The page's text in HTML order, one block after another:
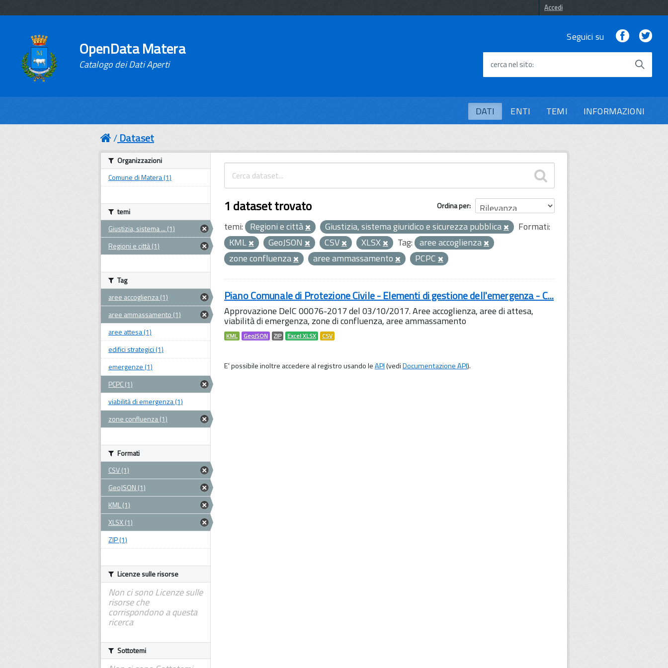
Accedi
OpenData Matera
Catalogo dei Dati Aperti
Seguici su Facebook
cerca nel sito
DATI ENTI TEMI INFORMAZIONI
Dataset
Ordina per
1 dataset trovato
temi: Regioni e città Giustizia, sistema giuridico e sicurezza pubblica
Formati:
KML
GeoJSON CSV XLSX Tag: aree accoglienza
zone confluenza
aree ammassamento PCPC
Piano Comunale di Protezione Civile - Elementi di gestione dell'emergenza - C...
Approvazione DelC 00076-2017 del 03/10/2017. Aree accoglienza, aree di attesa,
viabilità di emergenza, zone di confluenza, aree ammassamento
KML GeoJSON ZIP Excel XLSX CSV
E' possibile inoltre accedere al registro usando leAPI(vediDocumentazione API).
Organizzazioni
Comune di Matera (1)
temi
Giustizia, sistema ... (1)
Regioni e città (1)
Tag
aree accoglienza (1)
aree ammassamento (1)
aree attesa (1)
edifici strategici (1)
emergenze (1)
PCPC (1)
viabilità di emergenza (1)
zone confluenza (1)
Formati
CSV (1)
GeoJSON (1)
KML (1)
XLSX (1)
ZIP (1)
Licenze sulle risorse
Non ci sono Licenze sulle
risorse che
corrispondono a questa
ricerca
Sottotemi